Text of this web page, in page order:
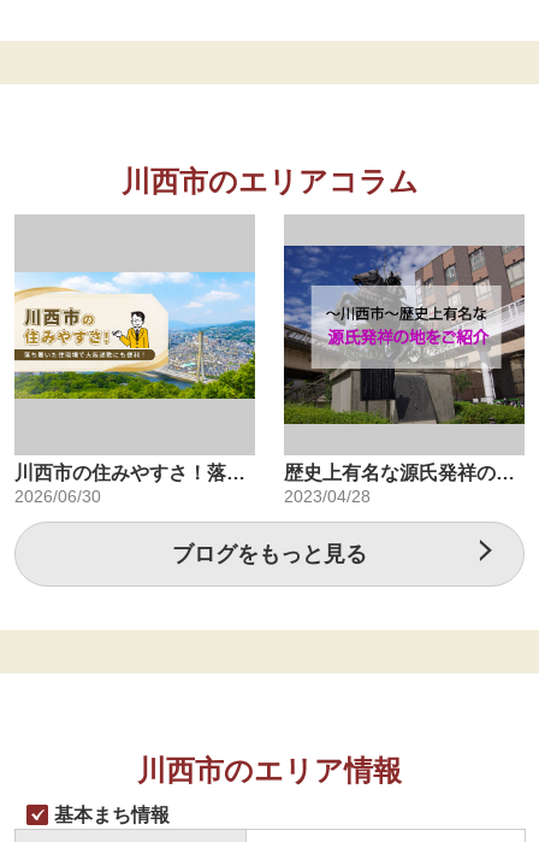
川西市のエリアコラム
川西市の住みやすさ！落ち着いた住環境で大阪通勤にも便利！
2026/06/30
歴史上有名な源氏発祥の地、川西市のご紹介
2023/04/28
ブログをもっと見る
川西市のエリア情報
基本まち情報